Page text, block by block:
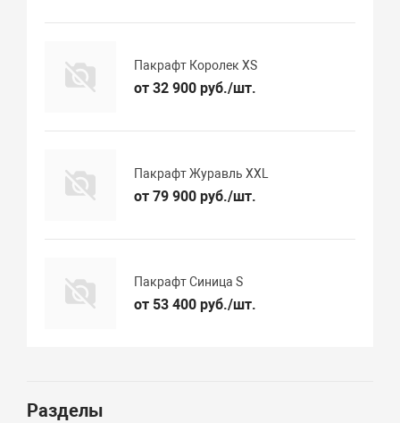
Пакрафт Королек XS
от 32 900 руб./шт.
Пакрафт Журавль XХL
от 79 900 руб./шт.
Пакрафт Синица S
от 53 400 руб./шт.
Разделы